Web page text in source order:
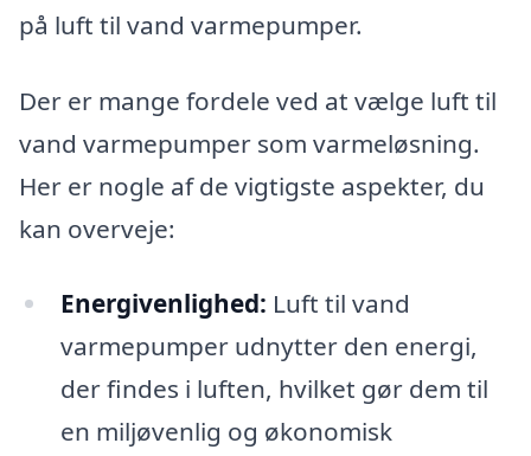
på luft til vand varmepumper.
Der er mange fordele ved at vælge luft til
vand varmepumper som varmeløsning.
Her er nogle af de vigtigste aspekter, du
kan overveje:
Energivenlighed: Luft til vand
varmepumper udnytter den energi,
der findes i luften, hvilket gør dem til
en miljøvenlig og økonomisk